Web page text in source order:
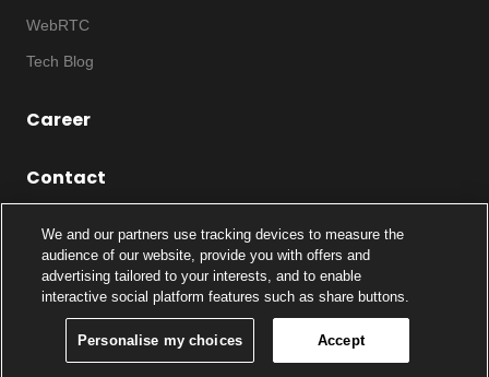
WebRTC
Tech Blog
Career
Contact
2026
HYPERCONNECT
All rights reserved
Notice | IP | Code of Ethics | Privacy
Policy
| Cookie Policy | Cookie Settings
RELATED SITE
We and our partners use tracking devices to measure the
audience of our website, provide you with offers and
advertising tailored to your interests, and to enable
interactive social platform features such as share buttons.
Personalise my choices Accept